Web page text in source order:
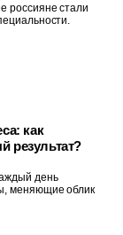
россияне стали
как
результат?
день
меняющие облик